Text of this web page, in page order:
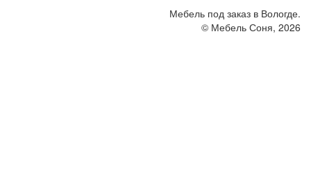
Мебель под заказ в Вологде.
© Мебель Соня, 2026